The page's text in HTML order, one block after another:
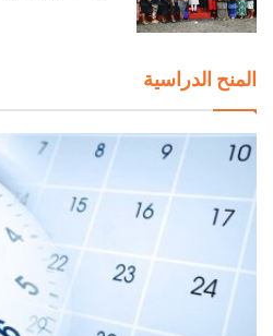
المنح الدراسية